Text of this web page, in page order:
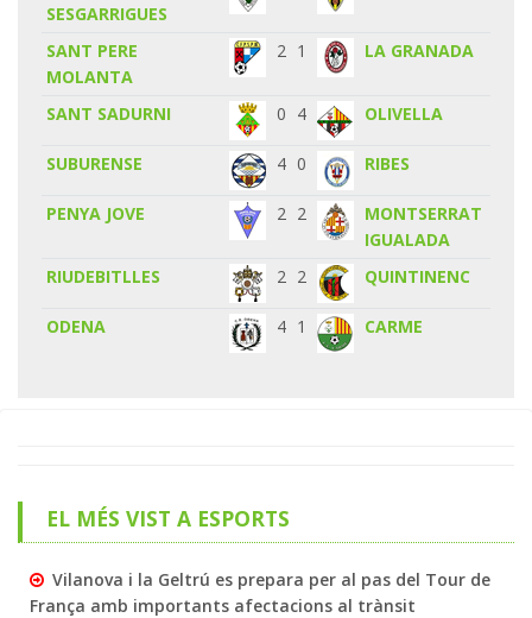
SESGARRIGUES
SANT PERE
MOLANTA
2 1 LA GRANADA
SANT SADURNI 0 4 OLIVELLA
SUBURENSE 4 0 RIBES
PENYA JOVE 2 2
MONTSERRAT
IGUALADA
RIUDEBITLLES
2 2 QUINTINENC
ODENA 4 1 CARME
EL MÉS VIST A ESPORTS
Vilanova i la Geltrú es prepara per al pas del Tour de
França amb importants afectacions al trànsit